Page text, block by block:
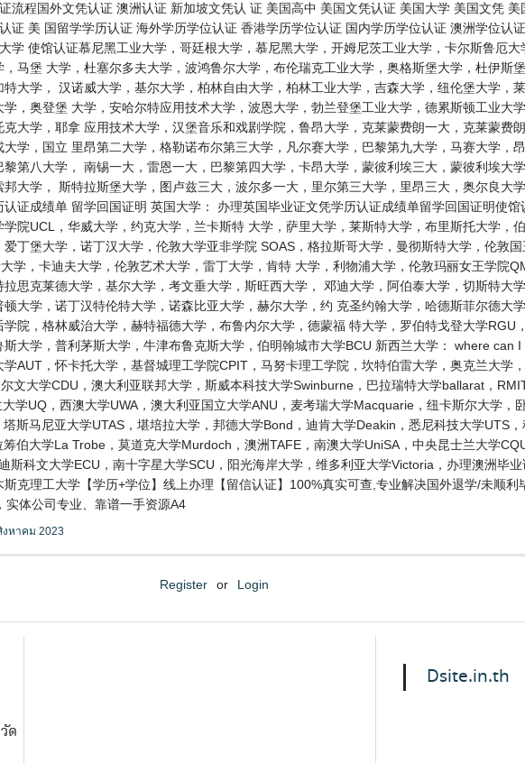
流程国外文凭认证 澳洲认证 新加坡文凭认 证 美国高中 美国文凭认证 美国大学 美国文凭 美
证 美 国留学学历认证 海外学历学位认证 香港学历学位认证 国内学历学位认证 澳洲学位认
学 使馆认证慕尼黑工业大学，哥廷根大学，慕尼黑大学，开姆尼茨工业大学，卡尔斯鲁厄
马堡 大学，杜塞尔多夫大学，波鸿鲁尔大学，布伦瑞克工业大学，奥格斯堡大学，杜伊斯
大学， 汉诺威大学，基尔大学，柏林自由大学，柏林工业大学，吉森大学，纽伦堡大学，
，奥登堡 大学，安哈尔特应用技术大学，波恩大学，勃兰登堡工业大学，德累斯顿工业大
大学，耶拿 应用技术大学，汉堡音乐和戏剧学院，鲁昂大学，克莱蒙费朗一大，克莱蒙费
学，国立 里昂第二大学，格勒诺布尔第三大学，凡尔赛大学，巴黎第九大学，马赛大学，
第八大学， 南锡一大，雷恩一大，巴黎第四大学，卡昂大学，蒙彼利埃三大，蒙彼利埃大
大学， 斯特拉斯堡大学，图卢兹三大，波尔多一大，里尔第三大学，里昂三大，奥尔良大
证成绩单 留学回国证明 英国大学： 办理英国毕业证文凭学历认证成绩单留学回国证明使
院UCL，华威大学，约克大学，兰卡斯特 大学，萨里大学，莱斯特大学，布里斯托大学，
丁堡大学，诺丁汉大学，伦敦大学亚非学院 SOAS，格拉斯哥大学，曼彻斯特大学，伦敦
学，卡迪夫大学，伦敦艺术大学，雷丁大学，肯特 大学，利物浦大学，伦敦玛丽女王学院
思克莱德大学，基尔大学，考文垂大学，斯旺西大学， 邓迪大学，阿伯泰大学，切斯特大
大学，诺丁汉特伦特大学，诺森比亚大学，赫尔大学，约 克圣约翰大学，哈德斯菲尔德大
院，格林威治大学，赫特福德大学，布鲁内尔大学，德蒙福 特大学，罗伯特戈登大学RGU
大学，普利茅斯大学，牛津布鲁克斯大学，伯明翰城市大学BCU 新西兰大学： where can
AUT，怀卡托大学，基督城理工学院CPIT，马努卡理工学院，坎特伯雷大学，奥克兰大学
文大学CDU，澳大利亚联邦大学，斯威本科技大学Swinburne，巴拉瑞特大学ballarat，
学UQ，西澳大学UWA，澳大利亚国立大学ANU，麦考瑞大学Macquarie，纽卡斯尔大学，
斯马尼亚大学UTAS，堪培拉大学，邦德大学Bond，迪肯大学Deakin，悉尼科技大学UTS
伯大学La Trobe，莫道克大学Murdoch，澳洲TAFE，南澳大学UniSA，中央昆士兰大学
斯科文大学ECU，南十字星大学SCU，阳光海岸大学，维多利亚大学Victoria，办理澳洲毕
克理工大学【学历+学位】线上办理【留信认证】100%真实可查,专业解决国外退学/未顺利
体公司专业、靠谱一手资源A4
งหาคม 2023
Register or Login
ด
Dsite.in.th